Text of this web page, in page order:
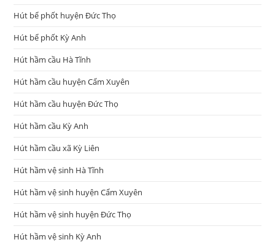
Hút bể phốt huyện Đức Thọ
Hút bể phốt Kỳ Anh
Hút hầm cầu Hà Tĩnh
Hút hầm cầu huyện Cẩm Xuyên
Hút hầm cầu huyện Đức Thọ
Hút hầm cầu Kỳ Anh
Hút hầm cầu xã Kỳ Liên
Hút hầm vệ sinh Hà Tĩnh
Hút hầm vệ sinh huyện Cẩm Xuyên
Hút hầm vệ sinh huyện Đức Thọ
Hút hầm vệ sinh Kỳ Anh